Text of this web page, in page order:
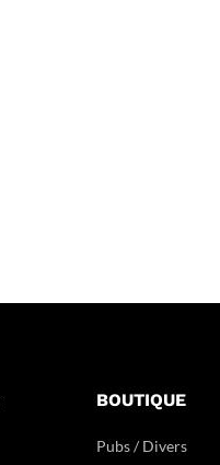
BOUTIQUE
Pubs / Divers